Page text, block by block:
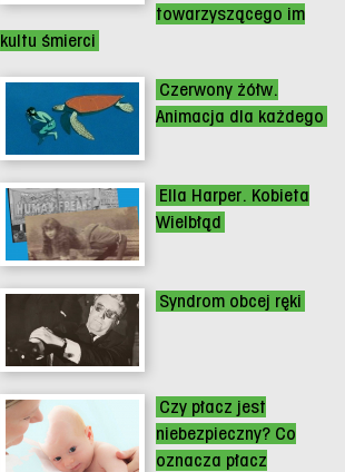
towarzyszącego im
kultu śmierci
Czerwony żółw.
Animacja dla każdego
Ella Harper. Kobieta
Wielbłąd
Syndrom obcej ręki
Czy płacz jest
niebezpieczny? Co
oznacza płacz